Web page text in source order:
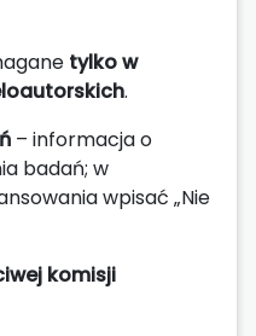
tylko w
.
– informacja o
badań; w
wpisać „Nie
komisji